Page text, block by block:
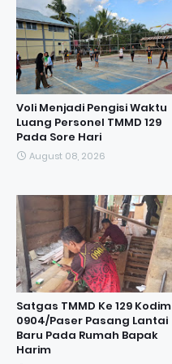
Voli Menjadi Pengisi Waktu
Luang Personel TMMD 129
Pada Sore Hari
August 08, 2026
Satgas TMMD Ke 129 Kodim
0904/Paser Pasang Lantai
Baru Pada Rumah Bapak
Harim